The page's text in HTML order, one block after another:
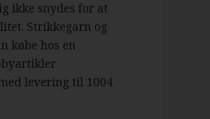
ikke snydes for at
Strikkegarn og
købe hos en
levering til 1004